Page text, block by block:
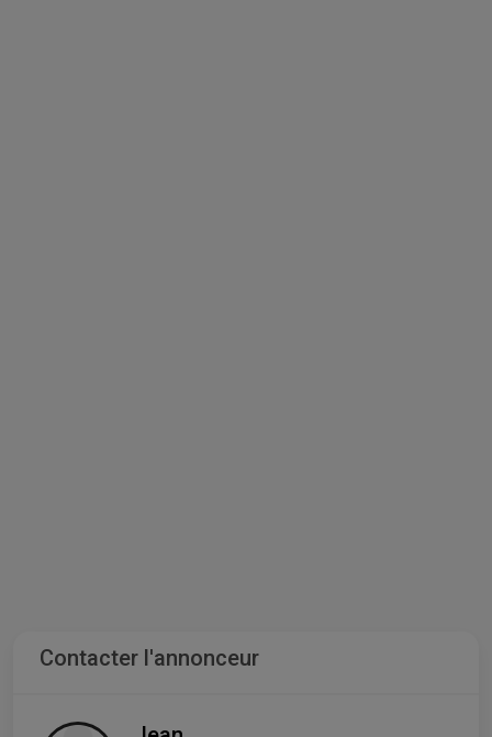
Contacter l'annonceur